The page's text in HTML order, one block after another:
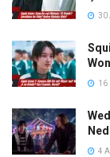
30
16
4